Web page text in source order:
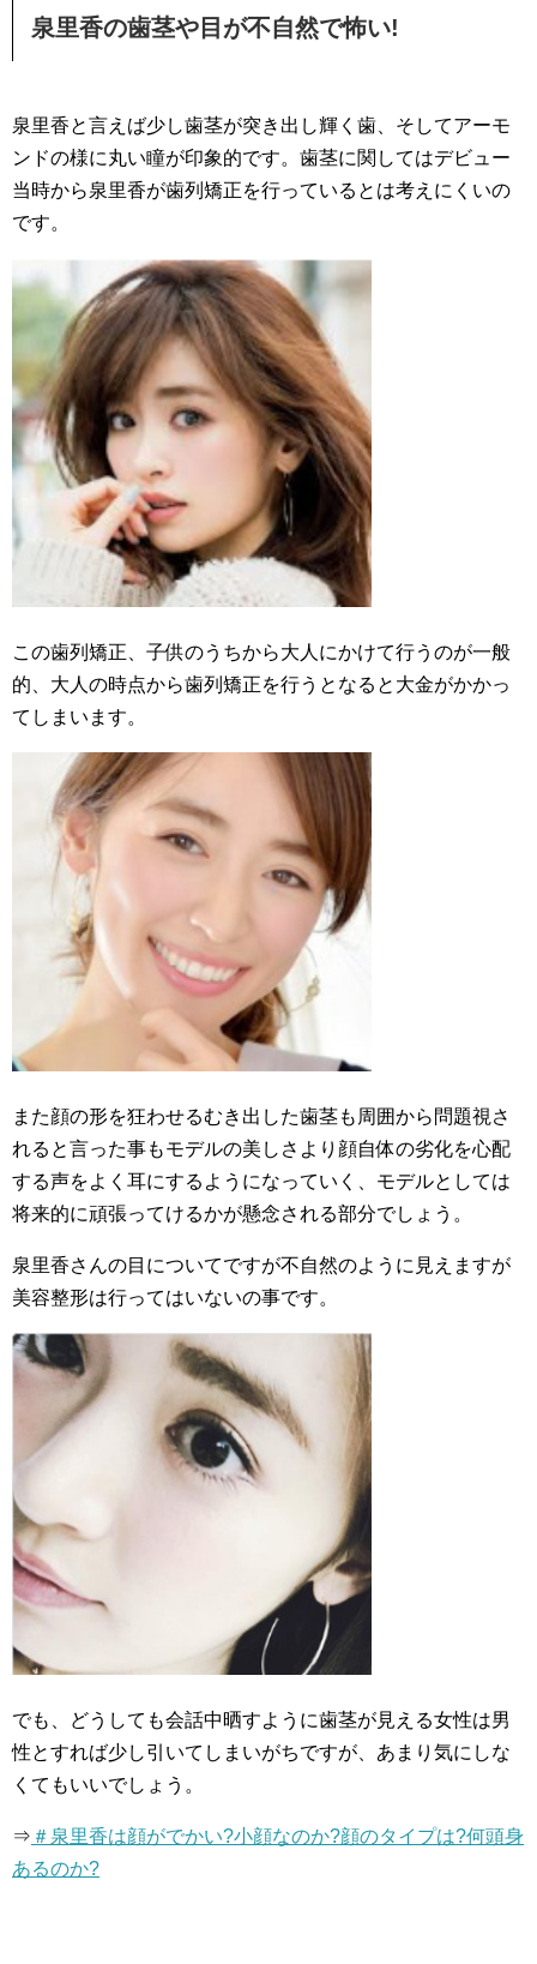
泉里香の歯茎や目が不自然で怖い!
泉里香と言えば少し歯茎が突き出し輝く歯、そしてアーモ
ンドの様に丸い瞳が印象的です。歯茎に関してはデビュー
当時から泉里香が歯列矯正を行っているとは考えにくいの
です。
この歯列矯正、子供のうちから大人にかけて行うのが一般
的、大人の時点から歯列矯正を行うとなると大金がかかっ
てしまいます。
また顔の形を狂わせるむき出した歯茎も周囲から問題視さ
れると言った事もモデルの美しさより顔自体の劣化を心配
する声をよく耳にするようになっていく、モデルとしては
将来的に頑張ってけるかが懸念される部分でしょう。
泉里香さんの目についてですが不自然のように見えますが
美容整形は行ってはいないの事です。
でも、どうしても会話中晒すように歯茎が見える女性は男
性とすれば少し引いてしまいがちですが、あまり気にしな
くてもいいでしょう。
⇒ ＃泉里香は顔がでかい?小顔なのか?顔のタイプは?何頭身
あるのか?